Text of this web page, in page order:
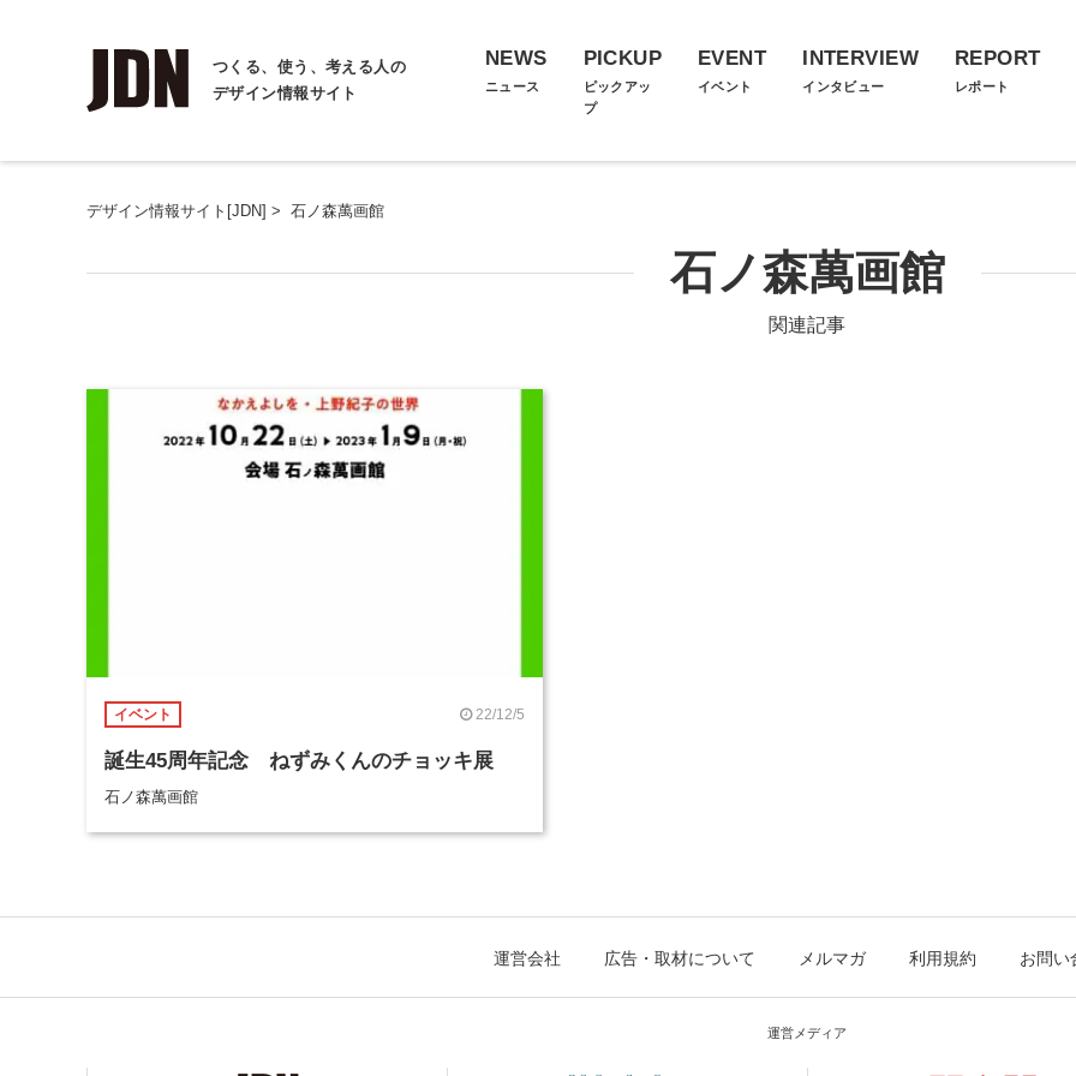
つくる、使う、考える人の
デザイン情報サイト
NEWS
ニュース
PICKUP
ピックアッ
プ
EVENT
イベント
INTERVIEW
インタビュー
REPORT
レポート
デザイン情報サイト[JDN] > 石ノ森萬画館
石ノ森萬画館
関連記事
イベント 22/12/5
誕生45周年記念 ねずみくんのチョッキ展
石ノ森萬画館
運営会社 広告・取材について メルマガ 利用規約 お問い
運営メディア